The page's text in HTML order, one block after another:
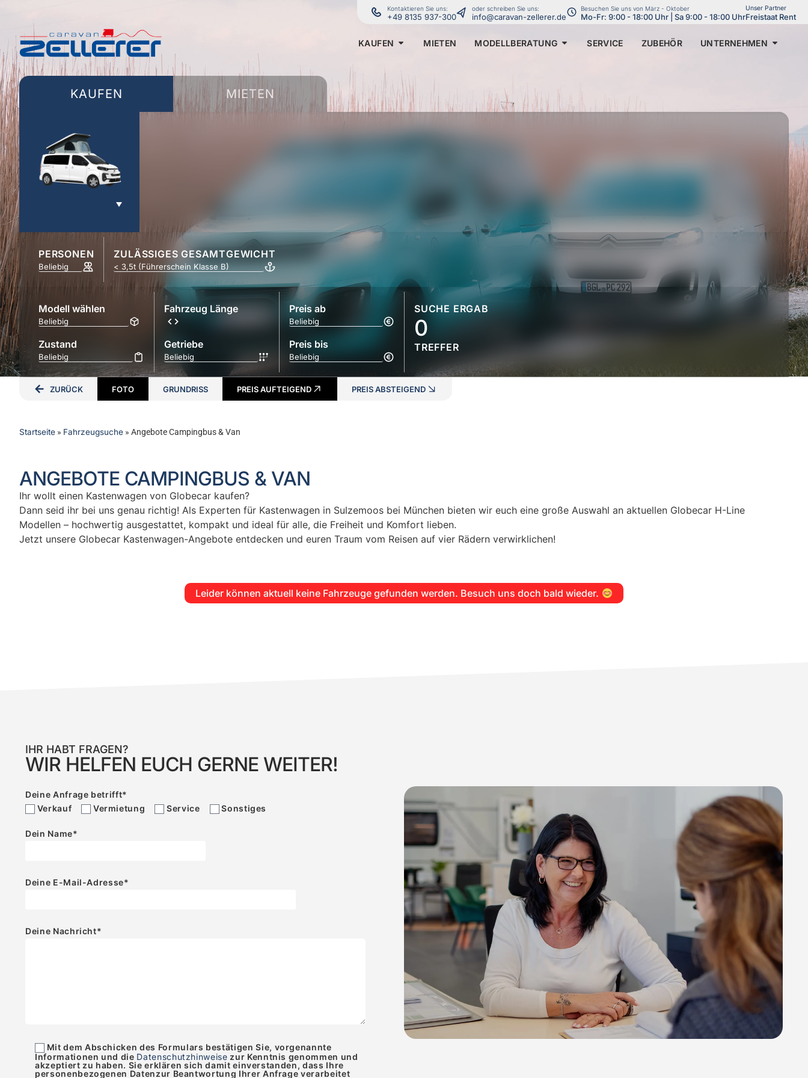
KAUFEN MIETEN MODELLBERATUNG SERVICE ZUBEHÖR UNTERNEHMEN
Kontaktieren Sie uns:
+49 8135 937-300
oder schreiben Sie uns:
info@caravan-zellerer.de
Besuchen Sie uns von März - Oktober
Mo-Fr: 9:00 - 18:00 Uhr | Sa 9:00 - 18:00 Uhr
Unser Partner
Freistaat Rent
TOGGLE
MENU
KAUFEN MIETEN
PERSONEN ZULÄSSIGES GESAMTGEWICHT
Modell wählen
Zustand
Fahrzeug Länge
Getriebe
Preis ab
Preis bis
SUCHE ERGAB
0
TREFFER
ZURÜCK FOTO GRUNDRISS PREIS AUFTEIGEND PREIS ABSTEIGEND
Startseite » Fahrzeugsuche » Angebote Campingbus & Van
ANGEBOTE CAMPINGBUS & VAN
Ihr wollt einen Kastenwagen von Globecar kaufen?
Dann seid ihr bei uns genau richtig! Als Experten für Kastenwagen in Sulzemoos bei München bieten wir euch eine große Auswahl an aktuellen Globecar H-Line
Modellen – hochwertig ausgestattet, kompakt und ideal für alle, die Freiheit und Komfort lieben.
Jetzt unsere Globecar Kastenwagen-Angebote entdecken und euren Traum vom Reisen auf vier Rädern verwirklichen!
Leider können aktuell keine Fahrzeuge gefunden werden. Besuch uns doch bald wieder.
IHR HABT FRAGEN?
WIR HELFEN EUCH GERNE WEITER!
Deine Anfrage betrifft*
Verkauf
Vermietung Service Sonstiges
Dein Name*
Deine E-Mail-Adresse*
Deine Nachricht*
Mit dem Abschicken des Formulars bestätigen Sie, vorgenannte
Informationen und die Datenschutzhinweise zur Kenntnis genommen und
akzeptiert zu haben. Sie erklären sich damit einverstanden, dass Ihre
personenbezogenen Datenzur Beantwortung Ihrer Anfrage verarbeitet